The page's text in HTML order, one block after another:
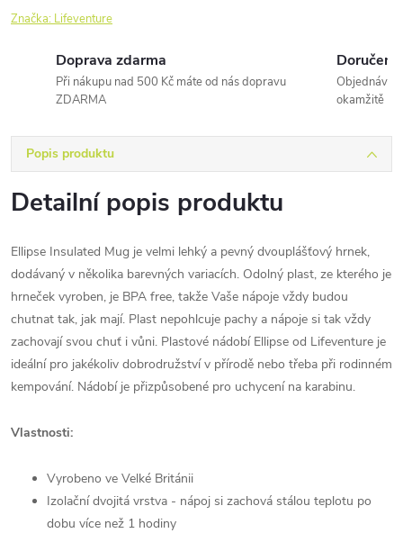
Značka: Lifeventure
Doprava zdarma
Při nákupu nad 500 Kč máte od nás dopravu
ZDARMA
Doručení
okamžitě
Popis produktu
Detailní popis produktu
Ellipse Insulated Mug je velmi lehký a pevný dvouplášťový hrnek,
dodávaný v několika barevných variacích. Odolný plast, ze kterého je
hrneček vyroben, je BPA free, takže Vaše nápoje vždy budou
chutnat tak, jak mají. Plast nepohlcuje pachy a nápoje si tak vždy
zachovají svou chuť i vůni. Plastové nádobí Ellipse od Lifeventure je
ideální pro jakékoliv dobrodružství v přírodě nebo třeba při rodinném
kempování. Nádobí je přizpůsobené pro uchycení na karabinu.
Vlastnosti:
Vyrobeno ve Velké Británii
Izolační dvojitá vrstva - nápoj si zachová stálou teplotu po
dobu více než 1 hodiny